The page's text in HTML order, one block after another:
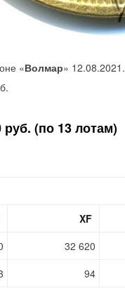
«Волмар» 12.08.2021.
(по 13 лотам)
XF
32 620
94